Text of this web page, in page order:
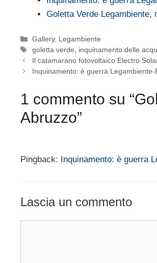
Goletta Verde
Categorie
Gallery, Legambiente
Tag
goletta verde, inquinamento delle
Il catamarano fotovoltaico Electro
Inquinamento: è guerra
1 commento su
Abruzzo”
Pingback: Inquinamento: è guerra
Lascia un commento